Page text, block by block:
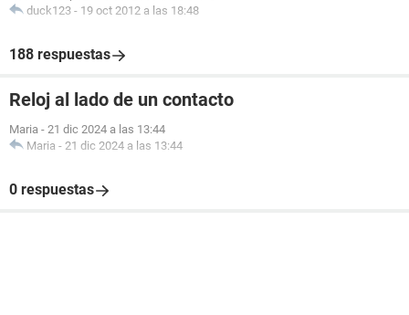
duck123 - 19 oct 2012 a las 18:48
188 respuestas
Reloj al lado de un contacto
Maria - 21 dic 2024 a las 13:44
Maria - 21 dic 2024 a las 13:44
0 respuestas